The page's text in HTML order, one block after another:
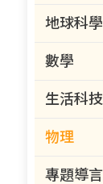
地球科學
數學
生活科技
物理
專題導言